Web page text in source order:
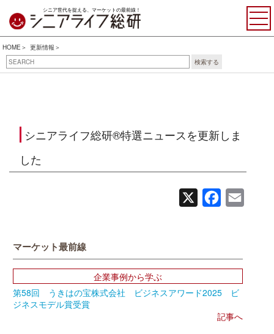
シニア世代を捉える、マーケットの最前線！
HOME
更新情報
検索する
シニアライフ総研®特選ニュースを更新しま
した
Facebook
マーケット最前線
企業事例から学ぶ
第58回 うきはの宝株式会社 ビジネスアワード2025 ビ
ジネスモデル賞受賞
記事へ